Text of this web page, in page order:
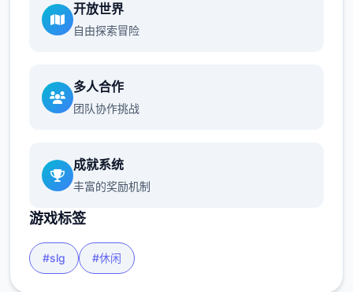
开放世界
自由探索冒险
多人合作
团队协作挑战
成就系统
丰富的奖励机制
游戏标签
#slg #休闲